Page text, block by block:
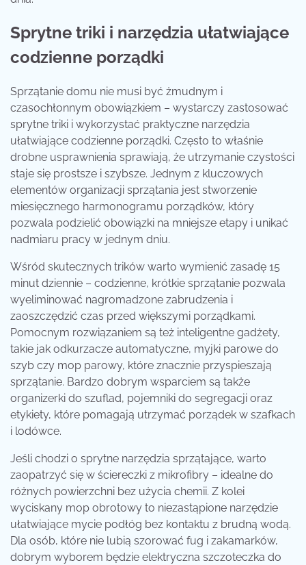
Sprytne triki i narzędzia ułatwiające
codzienne porządki
Sprzątanie domu nie musi być żmudnym i
czasochłonnym obowiązkiem – wystarczy zastosować
sprytne triki i wykorzystać praktyczne narzędzia
ułatwiające codzienne porządki. Często to właśnie
drobne usprawnienia sprawiają, że utrzymanie czystości
staje się prostsze i szybsze. Jednym z kluczowych
elementów organizacji sprzątania jest stworzenie
miesięcznego harmonogramu porządków, który
pozwala podzielić obowiązki na mniejsze etapy i unikać
nadmiaru pracy w jednym dniu.
Wśród skutecznych trików warto wymienić zasadę 15
minut dziennie – codzienne, krótkie sprzątanie pozwala
wyeliminować nagromadzone zabrudzenia i
zaoszczędzić czas przed większymi porządkami.
Pomocnym rozwiązaniem są też inteligentne gadżety,
takie jak odkurzacze automatyczne, myjki parowe do
szyb czy mop parowy, które znacznie przyspieszają
sprzątanie. Bardzo dobrym wsparciem są także
organizerki do szuflad, pojemniki do segregacji oraz
etykiety, które pomagają utrzymać porządek w szafkach
i lodówce.
Jeśli chodzi o sprytne narzędzia sprzątające, warto
zaopatrzyć się w ściereczki z mikrofibry – idealne do
różnych powierzchni bez użycia chemii. Z kolei
wyciskany mop obrotowy to niezastąpione narzędzie
ułatwiające mycie podłóg bez kontaktu z brudną wodą.
Dla osób, które nie lubią szorować fug i zakamarków,
dobrym wyborem będzie elektryczna szczoteczka do